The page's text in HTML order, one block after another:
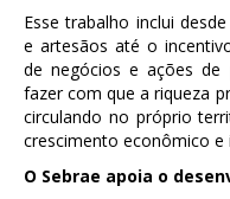
Esse trabalho inclui
e artesãos até o
de negócios e ações
fazer com que a riqueza
circulando no próprio
crescimento econômico e
O Sebrae apoia o